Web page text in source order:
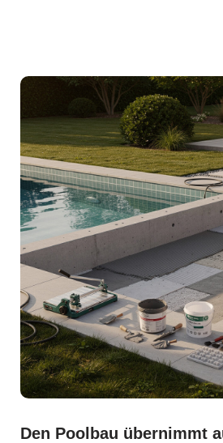
Den Poolbau übernimmt